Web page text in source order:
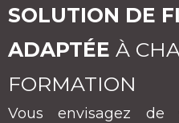
SOLUTION DE
ADAPTÉE À
FORMATION
Vous envisagez de